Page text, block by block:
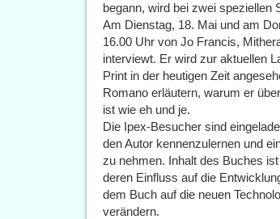
begann, wird bei zwei speziellen
Am Dienstag, 18. Mai und am
16.00 Uhr von Jo Francis,
interviewt. Er wird zur aktuellen
Print in der heutigen Zeit
Romano erläutern, warum er
ist wie eh und je.
Die Ipex-Besucher sind
den Autor kennenzulernen und
zu nehmen. Inhalt des Buches
deren Einfluss auf die
dem Buch auf die neuen
verändern.